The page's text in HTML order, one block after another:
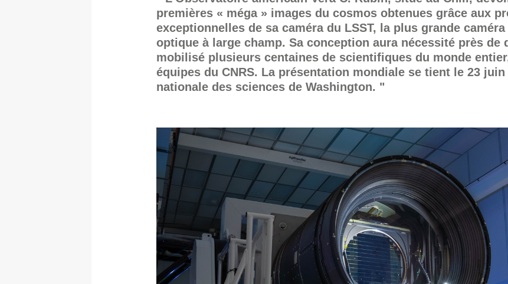
premières « méga » images du cosmos obtenues grâce aux
exceptionnelles de sa caméra du LSST, la plus grande
optique à large champ. Sa conception aura nécessité près de
mobilisé plusieurs centaines de scientifiques du monde
équipes du CNRS. La présentation mondiale se tient le 23 juin
nationale des sciences de Washington. "